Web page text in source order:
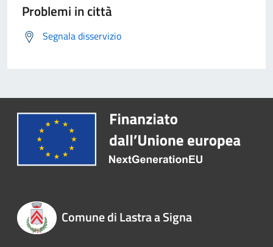
Problemi in città
Segnala disservizio
Comune di Lastra a Signa